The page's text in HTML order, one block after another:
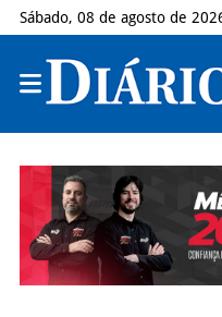
Sábado, 08 de agosto de